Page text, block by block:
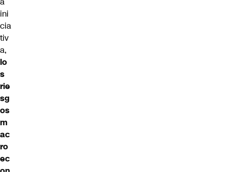
ini
cia
tiv
a,
lo
s
rie
sg
os
m
ac
ro
ec